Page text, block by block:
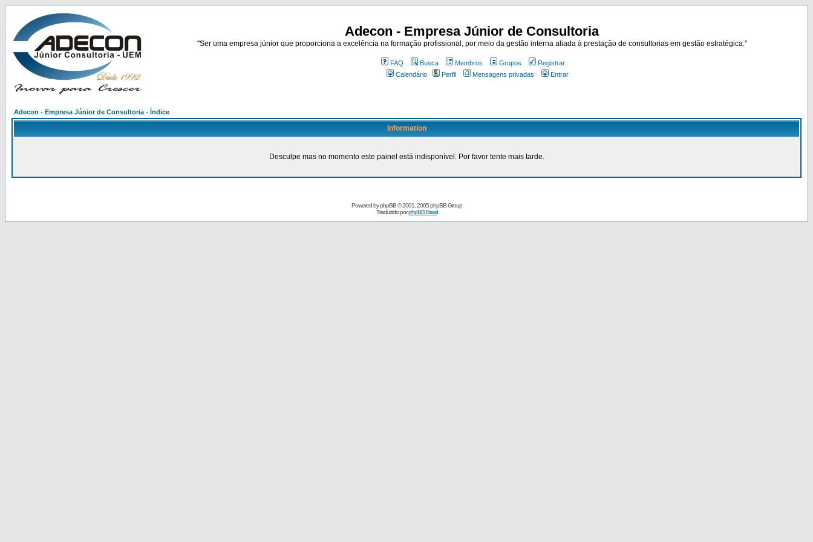
Adecon - Empresa Júnior de Consultoria
"Ser uma empresa júnior que proporciona a excelência na formação profissional, por meio da gestão interna aliada à prestação de consultorias em gestão estratégica."
FAQ Busca Membros Grupos
Registrar
Calendário
Perfil Mensagens privadas Entrar
Adecon - Empresa Júnior de Consultoria - Índice
Information
Desculpe mas no momento este painel está indisponível. Por favor tente mais tarde.
Powered byphpBB© 2001, 2005 phpBB Group
Traduzido porphpBB Brasil